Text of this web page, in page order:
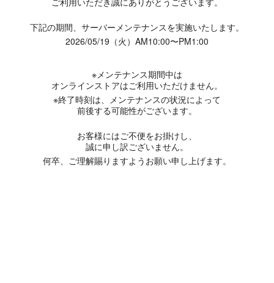
下記の期間、サーバーメンテナンスを実施いたします。
2026/05/19（火）AM10:00〜PM1:00
※メンテナンス期間中は
オンラインストアはご利用いただけません。
※終了時刻は、メンテナンスの状況によって
前後する可能性がございます。
お客様にはご不便をお掛けし、
誠に申し訳ございません。
何卒、ご理解賜りますようお願い申し上げます。